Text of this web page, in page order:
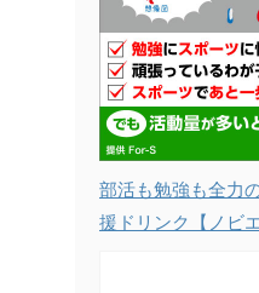
部活も勉強も全力
援ドリンク【ノビ